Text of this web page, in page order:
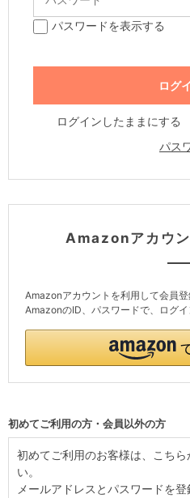
パスワードを表示する
ログインしたままにする
パス
Amazonアカウ
Amazonアカウントを利用して会員登
AmazonのID、パスワードで、ログイ
初めてご利用の方・会員以外の方
初めてご利用のお客様は、こち
い。
メールアドレスとパスワードを